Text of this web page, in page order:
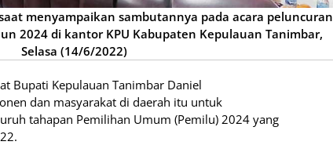
menyampaikan sambutannya pada acara peluncuran
2024 di kantor KPU Kabupaten Kepulauan Tanimbar,
Selasa (14/6/2022)
Bupati Kepulauan Tanimbar Daniel
dan masyarakat di daerah itu untuk
tahapan Pemilihan Umum (Pemilu) 2024 yang